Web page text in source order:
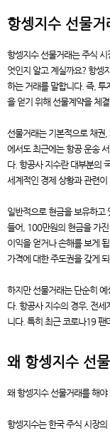
항셍지수 선물
항셍지수 선물거래는 주식
엇인지 알고 계실까요? 항셍
하는 거래를 말합니다. 즉, 투
을 얻기 위해 선물계약을 체
선물거래는 기본적으로 채권
에서도 최근에는 항공 운송
다. 항공사 지수란 대부분의
세계적인 경제 상황과 관련이
일반적으로 현금을 보유하고
들어, 100만원의 현금을 가
이익을 얻거나 손해를 보게
가격에 대한 주도권을 갖게
하지만 선물거래는 단순히
다. 항공사 지수의 경우, 전
니다. 특히 최근 코로나19 팬
왜 항셍지수 선
왜 항셍지수 선물거래를 해야
항셍지수는 한국 주식 시장